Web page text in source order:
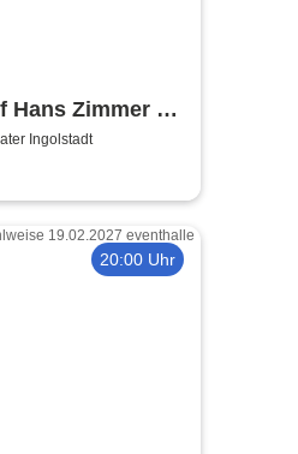
Hans Zimmer -
Ingolstadt
20:00 Uhr